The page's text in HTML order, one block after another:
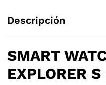
Descripción
SMART
EXPLORER